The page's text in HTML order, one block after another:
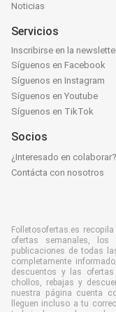
Noticias
Servicios
Inscribirse en la
Síguenos en Facebook
Síguenos en Instagram
Síguenos en Youtube
Síguenos en TikTok
Socios
¿Interesado en colaborar?
Contácta con nosotros
Folletosofertas.es
ofertas semanales,
publicaciones de todas
completamente
descuentos y las
chollos, rebajas y
nuestra página cuenta
lleguen incluso a tu